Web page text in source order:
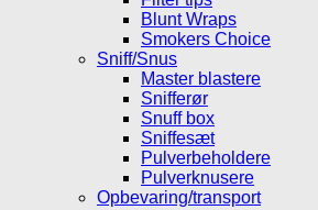
Blunt Wraps
Smokers Choice
Sniff/Snus
Master blastere
Snifferør
Snuff box
Sniffesæt
Pulverbeholdere
Pulverknusere
Opbevaring/transport